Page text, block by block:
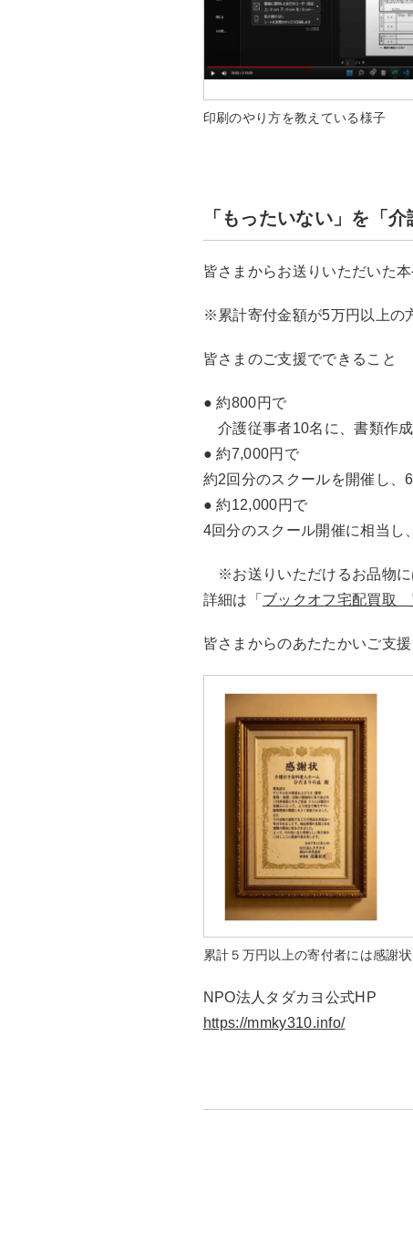
印刷のやり方を教えている様子
「もったいない」を「
皆さまからお送りいただいた
※累計寄付金額が5万円以上の
皆さまのご支援でできること
● 約800円で
介護従事者10名に、書類作成
● 約7,000円で
約2回分のスクールを開催し、
● 約12,000円で
4回分のスクール開催に相当し
※お送りいただけるお品物に
詳細は「 ブックオフ宅配買取
皆さまからのあたたかいご支
累計５万円以上の寄付者には感謝
NPO法人タダカヨ公式HP
https://mmky310.info/